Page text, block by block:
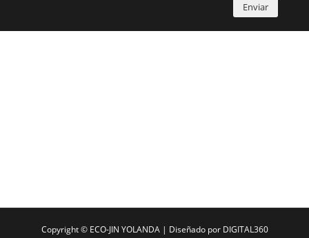
Enviar
Copyright © ECO-JIN YOLANDA| Diseñado por DIGITAL360